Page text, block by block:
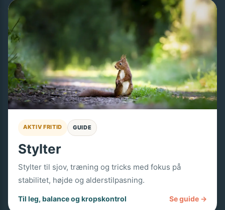
AKTIV FRITID GUIDE
Stylter
Stylter til sjov, træning og tricks med fokus på
stabilitet, højde og alderstilpasning.
Til leg, balance og kropskontrol Se guide →